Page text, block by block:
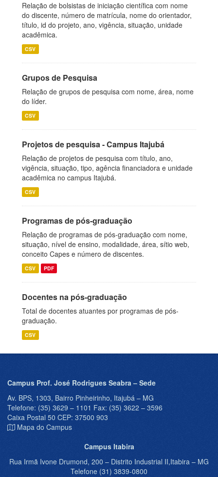
Relação de bolsistas de iniciação científica com nome
do discente, número de matrícula, nome do orientador,
título, id do projeto, ano, vigência, situação, unidade
acadêmica.
CSV
Grupos de Pesquisa
Relação de grupos de pesquisa com nome, área, nome
do líder.
CSV
Projetos de pesquisa - Campus Itajubá
Relação de projetos de pesquisa com título, ano,
vigência, situação, tipo, agência financiadora e unidade
acadêmica no campus Itajubá.
CSV
Programas de pós-graduação
Relação de programas de pós-graduação com nome,
situação, nível de ensino, modalidade, área, sítio web,
conceito Capes e número de discentes.
CSV PDF
Docentes na pós-graduação
Total de docentes atuantes por programas de pós-
graduação.
CSV
Campus Prof. José Rodrigues Seabra – Sede
Av. BPS, 1303, Bairro Pinheirinho, Itajubá – MG
Telefone: (35) 3629 – 1101 Fax: (35) 3622 – 3596
Caixa Postal 50 CEP: 37500 903
Mapa do Campus
Campus Itabira
Rua Irmã Ivone Drumond, 200 – Distrito Industrial II,Itabira – MG
Telefone (31) 3839-0800